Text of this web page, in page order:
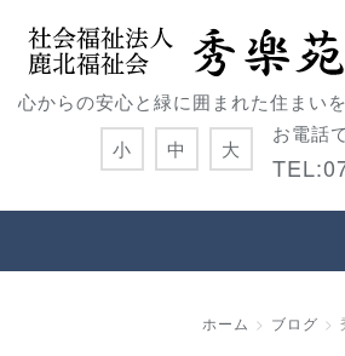
心からの安心と緑に囲まれた住まい
お電話
小 中 大
ホーム ブログ